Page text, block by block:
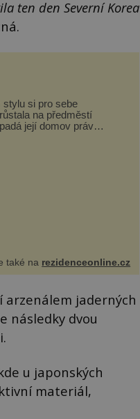
ten den Severní Korea
si pro sebe
na předměstí
její domov právě
také na rezidenceonline.cz
arzenálem jaderných
následky dvou
u japonských
materiál,